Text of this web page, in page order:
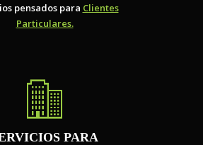
pensados para Clientes
Particulares.
PARA